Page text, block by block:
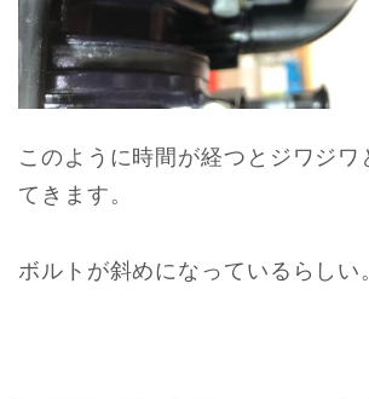
このように時間が経つとジワジワ
てきます。
ボルトが斜めになっているらしい